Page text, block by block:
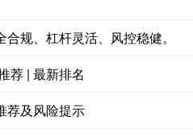
规、杠杆灵活、风控稳健。
荐 | 最新排名
荐及风险提示